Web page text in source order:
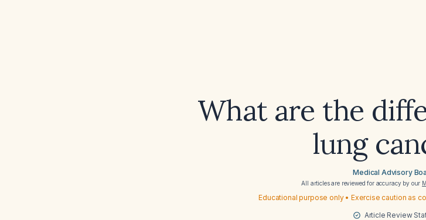
What are the
lung
Medical Advisory
All articles are reviewed for accuracy by our
Educational purpose only • Exercise caution as
Article Review